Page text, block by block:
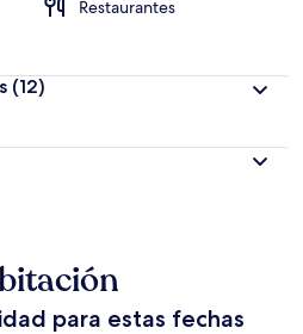
Restaurantes
(12)
para estas fechas